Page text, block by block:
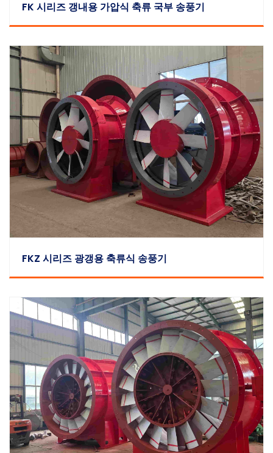
FK 시리즈 갱내용 가압식 축류 국부 송풍기
FKZ 시리즈 광갱용 축류식 송풍기